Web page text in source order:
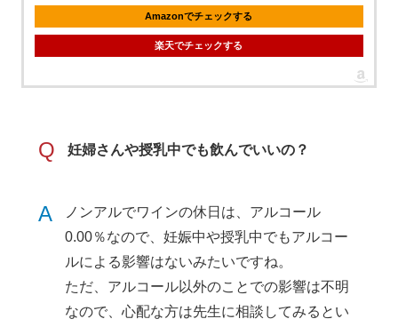
Amazonでチェックする
楽天でチェックする
Q 妊婦さんや授乳中でも飲んでいいの？
A
ノンアルでワインの休日は、アルコール
0.00％なので、妊娠中や授乳中でもアルコー
ルによる影響はないみたいですね。
ただ、アルコール以外のことでの影響は不明
なので、心配な方は先生に相談してみるとい